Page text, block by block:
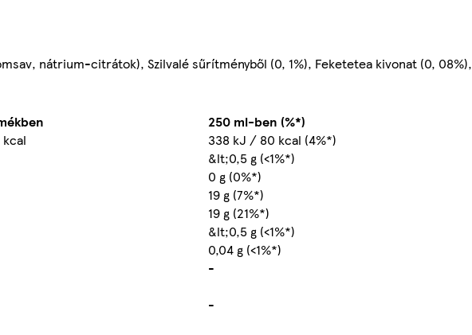
nátrium-citrátok), Szilvalé sűrítményből (0, 1%), Feketetea kivonat (0, 08%),
250 ml-ben (%*)
338 kJ / 80 kcal (4%*)
&lt;0,5 g (<1%*)
0 g (0%*)
19 g (7%*)
19 g (21%*)
&lt;0,5 g (<1%*)
0,04 g (<1%*)
-
-